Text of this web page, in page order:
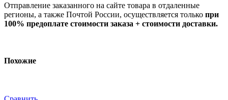
Отправление заказанного на сайте товара в отдаленные
регионы, а также Почтой России, осуществляется только при
100% предоплате стоимости заказа + стоимости доставки.
Похожие